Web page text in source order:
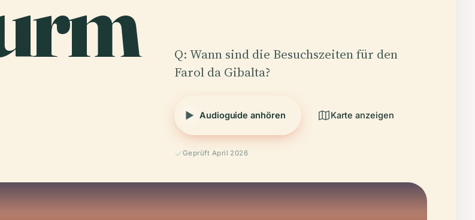
Q: Wann sind die Besuchszeiten für den
Farol da Gibalta?
Audioguide anhören Karte anzeigen
Geprüft April 2026